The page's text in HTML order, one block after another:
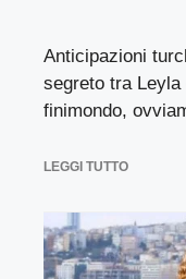
Anticipazioni
segreto tra
finimondo,
LEGGI TUTTO